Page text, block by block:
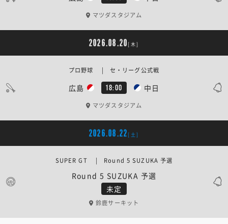
マツダスタジアム
2026.08.20 [木]
広島 18:00 中日
プロ野球 | セ・リーグ公式戦
マツダスタジアム
2026.08.22 [土]
未定
Round 5 SUZUKA 予選
SUPER GT | Round 5 SUZUKA 予選
鈴鹿サーキット